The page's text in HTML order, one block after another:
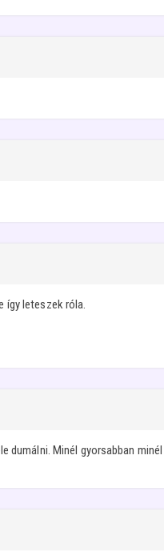
így leteszek róla.
dumálni. Minél gyorsabban